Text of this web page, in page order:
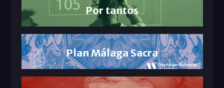
Por tantos
Plan Málaga Sacra